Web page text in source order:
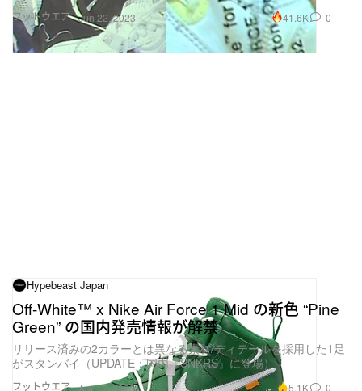
フットウエア Jun 22, 2023 41.6K 0
Hypebeast Japan
Off-White™ x Nike Air Force 1 Mid の新色 “Pine
Green” の国内発売情報が解禁
リリース済みの2カラーとは異なる素材/ディテールを採用した1足
がスタンバイ（UPDATE：国内『SNKRS』に登場）
フットウエア Apr 17, 2023 5.1K 0